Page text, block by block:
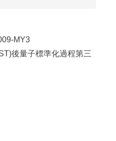
MY3
後量子標準化過程第三